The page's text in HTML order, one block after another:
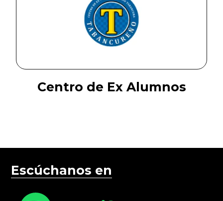
Centro de Ex Alumnos
Escúchanos en